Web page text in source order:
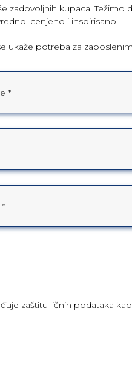
zadovoljnih kupaca.
cenjeno i inspirisano.
ukaže potreba za
zaštitu ličnih podataka